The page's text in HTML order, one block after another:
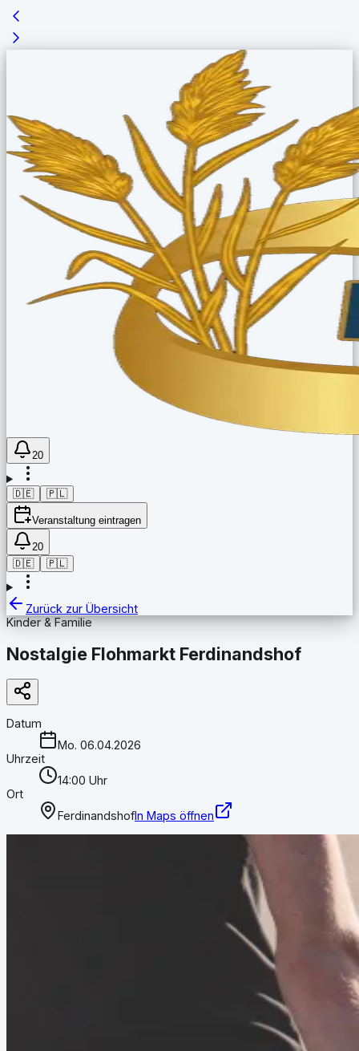
20
🇩🇪 🇵🇱
Veranstaltung eintragen
20
🇩🇪
🇵🇱
Zurück zur Übersicht
Kinder & Familie
Nostalgie Flohmarkt Ferdinandshof
Datum
Mo. 06.04.2026
Uhrzeit
14:00 Uhr
Ort
FerdinandshofIn Maps öffnen